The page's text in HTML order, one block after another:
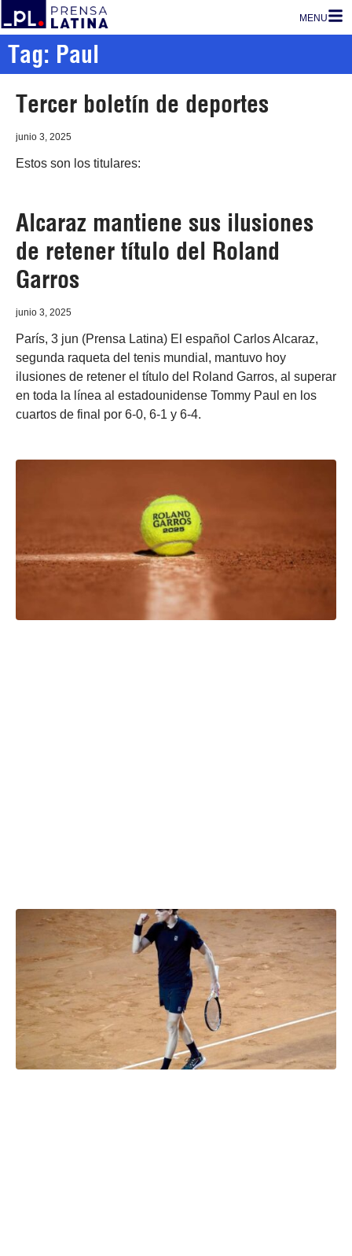
MENU
Tag: Paul
Tercer boletín de deportes
junio 3, 2025
Estos son los titulares:
Alcaraz mantiene sus ilusiones
de retener título del Roland
Garros
junio 3, 2025
París, 3 jun (Prensa Latina) El español Carlos Alcaraz,
segunda raqueta del tenis mundial, mantuvo hoy
ilusiones de retener el título del Roland Garros, al superar
en toda la línea al estadounidense Tommy Paul en los
cuartos de final por 6-0, 6-1 y 6-4.